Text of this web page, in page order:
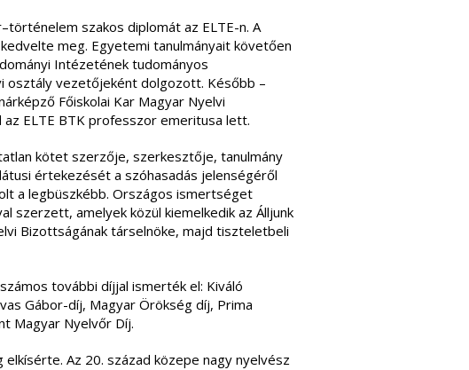
szakos diplomát az ELTE-n. A
meg. Egyetemi tanulmányait követően
Intézetének tudományos
osztály vezetőjeként dolgozott. Később –
Főiskolai Kar Magyar Nyelvi
ELTE BTK professzor emeritusa lett.
kötet szerzője, szerkesztője, tanulmány
értekezését a szóhasadás jelenségéről
a legbüszkébb. Országos ismertséget
szerzett, amelyek közül kiemelkedik az Álljunk
Bizottságának társelnöke, majd tiszteletbeli
további díjjal ismerték el: Kiváló
Gábor-díj, Magyar Örökség díj, Prima
Magyar Nyelvőr Díj.
Az 20. század közepe nagy nyelvész